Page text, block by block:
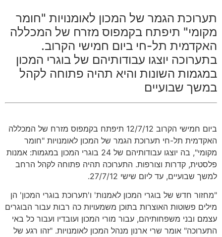
הגמר של המכון לאומנויות "חומר
תיפתח בקמפוס מזרח של המכללה
תל-חי ביום חמישי הקרוב.
יוצגו עבודותיהם של בוגרי המכון
השונות והיא תהיה פתוחה לקהל
שבועיים
ביום חמישי הקרוב 12/7/12 תיפתח בקמפוס מזרח של המכללה
תל-חי תערוכת הגמר של המכון לאומנויות "חומר
מקומי", בה יוצגו עבודותיהם של 24 בוגרי המכון במגמות: אמנות
קדרות וצורפות. התערוכה תהיה פתוחה לקהל הרחב
שבועיים, עד ליום שישי 27/7/12.
חדש של בוגרי המכון לאמנות' ו'תערוכת בוגרי המכון' הן
פשוטות האוצרות בתוכן משמעויות כה רבות עבור הבוגרים
ובני משפחותיהם, עבור מורי המכון ועובדיו ועבור כל באי
אומר שרי ארנון מנהל המכון לאומנויות. "זהו רגע של